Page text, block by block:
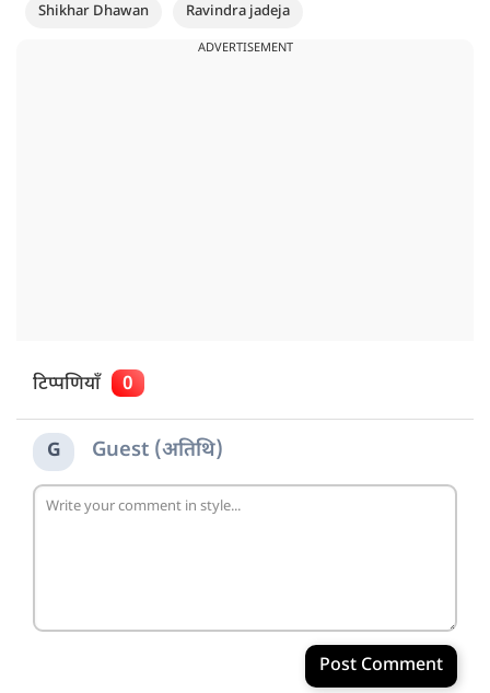
Shikhar Dhawan
Ravindra jadeja
ADVERTISEMENT
टिप्पणियाँ 0
G Guest (अतिथि)
Post Comment